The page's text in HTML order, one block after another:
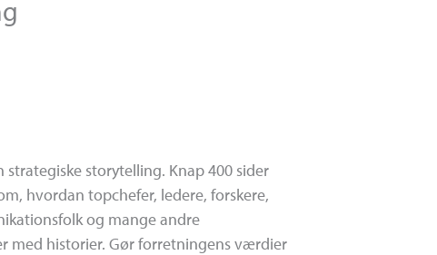
storytelling. Knap 400 sider
hvordan topchefer, ledere, forskere,
og mange andre
med historier. Gør forretningens værdier